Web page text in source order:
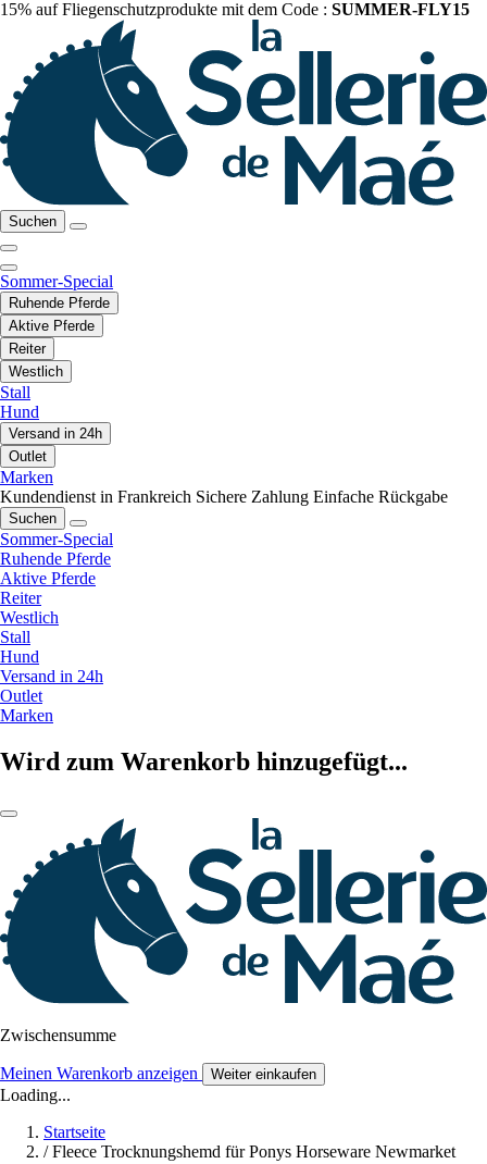
15% auf Fliegenschutzprodukte mit dem Code : SUMMER-FLY15
Suchen
Sommer-Special
Ruhende Pferde
Aktive Pferde
Reiter
Westlich
Stall
Hund
Versand in 24h
Outlet
Marken
Kundendienst in Frankreich Sichere Zahlung Einfache Rückgabe
Suchen
Sommer-Special
Ruhende Pferde
Aktive Pferde
Reiter
Westlich
Stall
Hund
Versand in 24h
Outlet
Marken
Wird zum Warenkorb hinzugefügt...
Zwischensumme
Meinen Warenkorb anzeigen Weiter einkaufen
Loading...
Startseite
/ Fleece Trocknungshemd für Ponys Horseware Newmarket